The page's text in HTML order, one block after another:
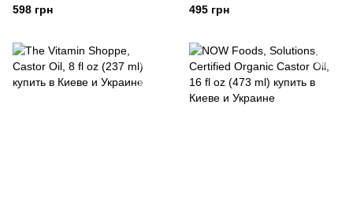
598 грн 495 грн